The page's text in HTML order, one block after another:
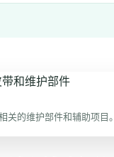
关的维护部件和辅助项目。